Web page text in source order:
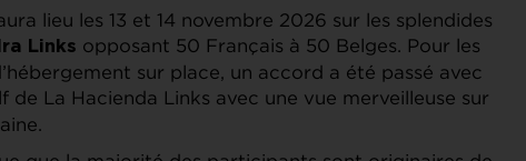
lieu les 13 et 14 novembre 2026 sur les splendides
Links opposant 50 Français à 50 Belges. Pour les
sur place, un accord a été passé avec
de La Hacienda Links avec une vue merveilleuse sur